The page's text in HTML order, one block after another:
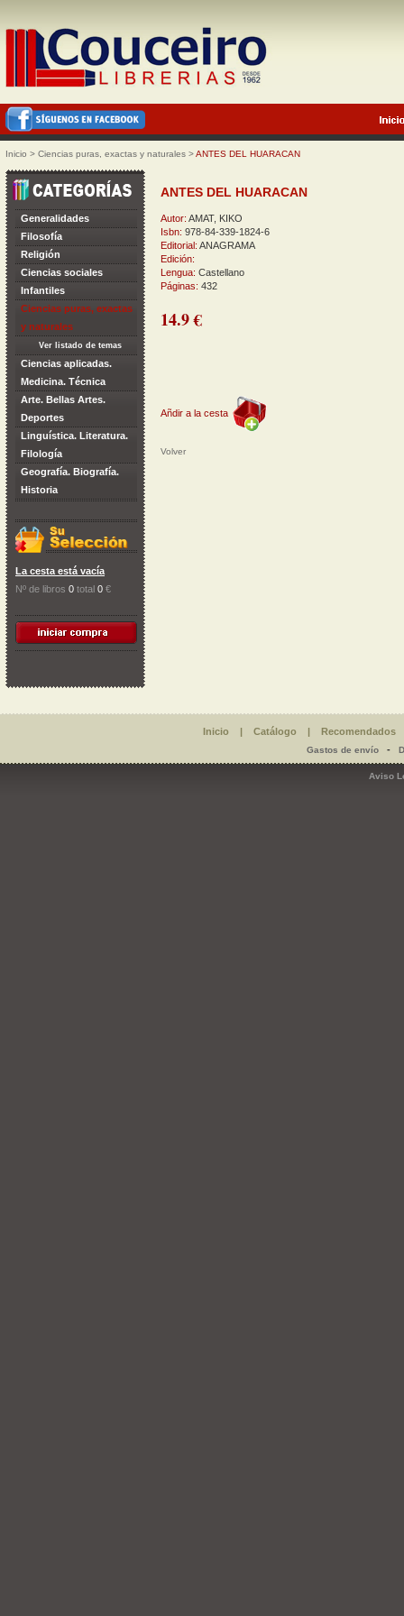
Inicio > Ciencias puras, exactas y naturales >ANTES DEL HUARACAN
Generalidades
Filosofía
Religión
Ciencias sociales
Infantiles
Ciencias puras, exactas
y naturales
Ver listado de temas
Ciencias aplicadas.
Medicina. Técnica
Arte. Bellas Artes.
Deportes
Linguística. Literatura.
Filología
Geografía. Biografía.
Historia
La cesta está vacía
Nº de libros 0 total 0 €
ANTES DEL HUARACAN
Autor: AMAT, KIKO
Isbn: 978-84-339-1824-6
Editorial: ANAGRAMA
Edición:
Lengua: Castellano
Páginas: 432
14.9 €
Añdir a la cesta
Volver
Inicio | Catálogo | Recomendados
Gastos de envío-
Aviso